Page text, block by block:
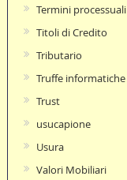
Termini processuali
Titoli di Credito
Tributario
Truffe informatiche
Trust
usucapione
Usura
Valori Mobiliari